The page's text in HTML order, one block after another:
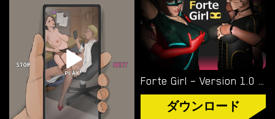
ベストチョイス
ゲイポルノゲーム
ポ
ル
ノ
ゲ
ダウンロード